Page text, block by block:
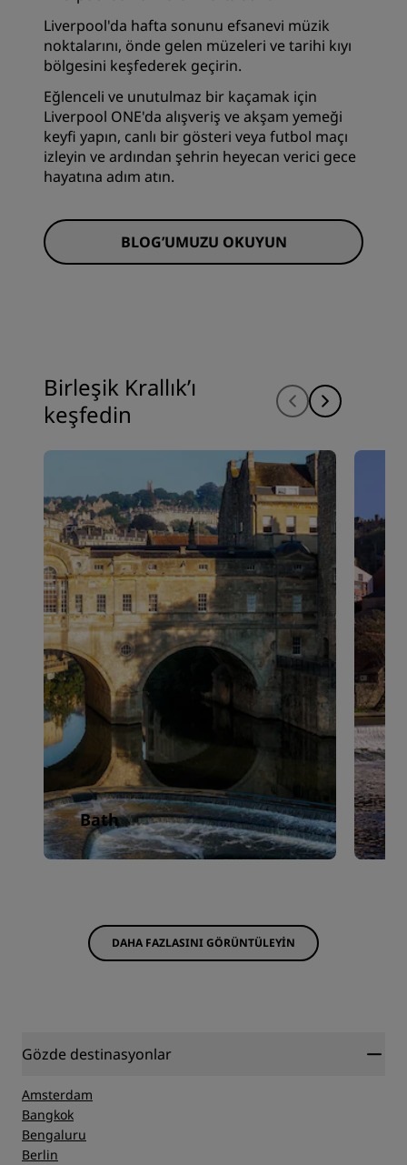
Liverpool'da hafta sonunu efsanevi müzik
noktalarını, önde gelen müzeleri ve tarihi kıyı
bölgesini keşfederek geçirin.
Eğlenceli ve unutulmaz bir kaçamak için
Liverpool ONE'da alışveriş ve akşam yemeği
keyfi yapın, canlı bir gösteri veya futbol maçı
izleyin ve ardından şehrin heyecan verici gece
hayatına adım atın.
BLOG’UMUZU OKUYUN
Birleşik Krallık’ı
keşfedin
Bath
DAHA FAZLASINI GÖRÜNTÜLEYIN
Gözde destinasyonlar
Amsterdam
Bangkok
Bengaluru
Berlin